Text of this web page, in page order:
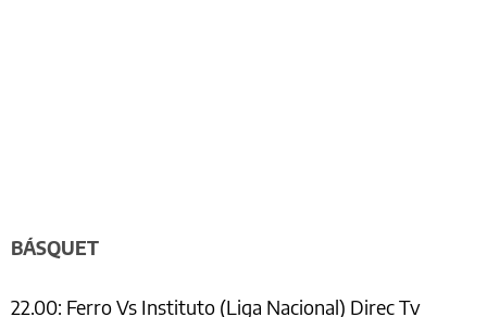
BÁSQUET
22.00: Ferro Vs Instituto (Liga Nacional) Direc Tv